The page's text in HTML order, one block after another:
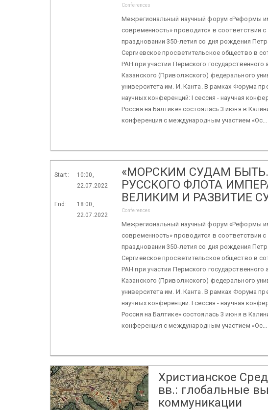
Conferences
Межрегиональный научный форум «Реформы
современность» проводится в соответствии
праздновании 350-летия со дня рождения
Сергиевское просветительское общество в
РАН при участии Пермского государственного
Казанского (Приволжского) федерального
университета им. И. Канта. В рамках Форума
научных конференций: I сессия - научная
Россия на Балтике» состоялась 3 июня в
конференция с международным участием
Start:
10:00,
22.07.2022
End:
18:00,
22.07.2022
«МОРСКИМ СУДАМ
РУССКОГО ФЛОТА
ВЕЛИКИМ И РАЗВИТИЕ
Conferences
Межрегиональный научный форум «Реформы
современность» проводится в соответствии
праздновании 350-летия со дня рождения
Сергиевское просветительское общество в
РАН при участии Пермского государственного
Казанского (Приволжского) федерального
университета им. И. Канта. В рамках Форума
научных конференций: I сессия - научная
Россия на Балтике» состоялась 3 июня в
конференция с международным участием
Христианское
вв.: глобальные
коммуникации